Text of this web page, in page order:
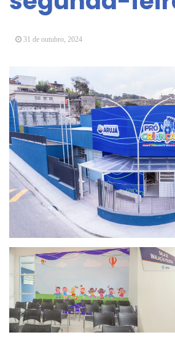
Vereadores Mirins iniciam jornada no
mercado de trabalho
31 de outubro, 2024